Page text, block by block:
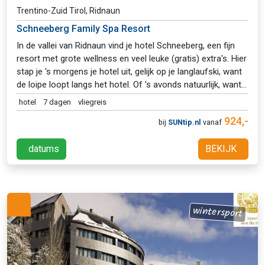
Trentino-Zuid Tirol, Ridnaun
Schneeberg Family Spa Resort
In de vallei van Ridnaun vind je hotel Schneeberg, een fijn
resort met grote wellness en veel leuke (gratis) extra's. Hier
stap je 's morgens je hotel uit, gelijk op je langlaufski, want
de loipe loopt langs het hotel. Of 's avonds natuurlijk, want
zo'n 3,5 km van de 25 km loipe is verlicht. Vind je dit niet
genoeg of wil je graag een andere omgeving ontdekken,
dan vind je nog meer langlaufgebieden in directe omgeving.
Wil je het graag leren, dan kun je op maandag deelnemen
aan de beginnerscursus die het hotel organiseert. In deze
omgeving is telkens weer iets nieuws te ontdekken:
Ook je kids beleven hier een fantastische vakantie. Naast
een aquapark, een leuk familieprogramma met
kinderopvang, vind je maar liefst 7 verschillende rodelbanen
in het Ridnaundal. Hier roetsjen ze met hun slee elke dag
een andere route naar beneden. Of je nu komt voor een
hotel 7 dagen vliegreis
bij SUNtip.nl vanaf 924,-
datums BEKIJK
wintersport